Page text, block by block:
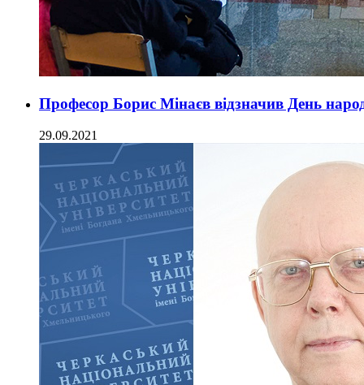
Професор Борис Мінаєв відзначив День
29.09.2021